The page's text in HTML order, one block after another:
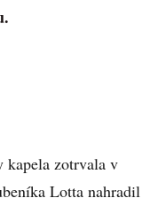
kapela zotrvala v
Lotta nahradil